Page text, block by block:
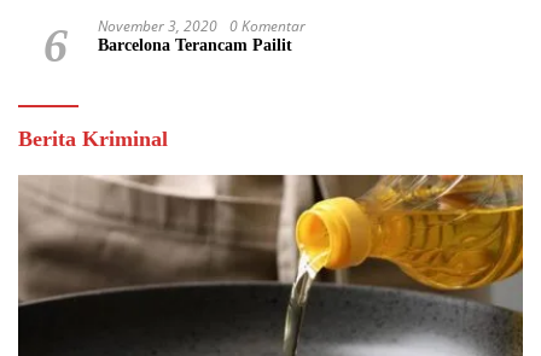
6 November 3, 2020 0 Komentar
Barcelona Terancam Pailit
Berita Kriminal